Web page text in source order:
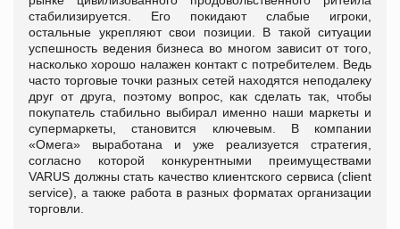
стабилизируется. Его покидают слабые игроки,
остальные укрепляют свои позиции. В такой ситуации
успешность ведения бизнеса во многом зависит от того,
насколько хорошо налажен контакт с потребителем. Ведь
часто торговые точки разных сетей находятся неподалеку
друг от друга, поэтому вопрос, как сделать так, чтобы
покупатель стабильно выбирал именно наши маркеты и
супермаркеты, становится ключевым. В компании
«Омега» выработана и уже реализуется стратегия,
согласно которой конкурентными преимуществами
VARUS должны стать качество клиентского сервиса (client
service), а также работа в разных форматах организации
торговли.